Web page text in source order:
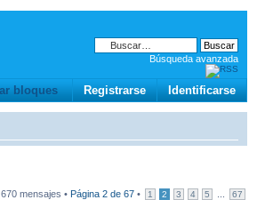
Búsqueda avanzada
Identificarse
Registrarse
670 mensajes • Página 2 de 67 • 1 2 3 4 5 67